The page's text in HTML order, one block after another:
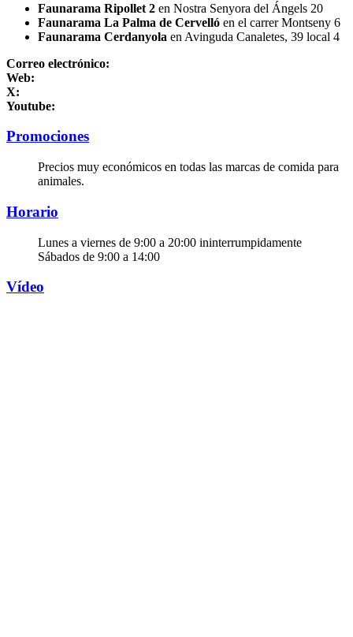
Faunarama Ripollet 2 en Nostra Senyora del Ángels 20
Faunarama La Palma de Cervelló en el carrer Montseny 6
Faunarama Cerdanyola en Avinguda Canaletes, 39 local 4
Correo electrónico:
Web:
X:
Youtube:
Promociones
Precios muy económicos en todas las marcas de comida para
animales.
Horario
Lunes a viernes de 9:00 a 20:00 ininterrumpidamente
Sábados de 9:00 a 14:00
Vídeo